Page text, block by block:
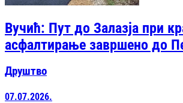
Вучић: Пут до Залазја при
асфалтирање завршено до
Друштво
07.07.2026.